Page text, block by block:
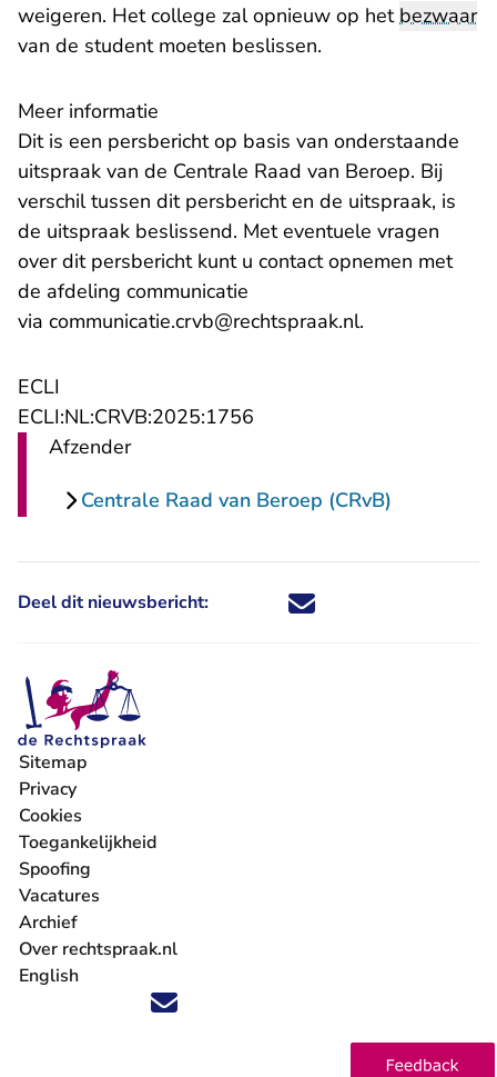
weigeren. Het college zal opnieuw op hetbezwaar
van de student moeten beslissen.
Meer informatie
Dit is een persbericht op basis van onderstaande
uitspraak van de Centrale Raad van Beroep. Bij
verschil tussen dit persbericht en de uitspraak, is
de uitspraak beslissend. Met eventuele vragen
over dit persbericht kunt u contact opnemen met
de afdeling communicatie
via communicatie.crvb@rechtspraak.nl- U verlaat
.
ECLI
ECLI:NL:CRVB:2025:1756
Afzender
Centrale Raad van Beroep (CRvB)
Deel dit nieuwsbericht: Deel dit nieuwsbericht via X -
Deel dit nieuwsbericht via
Deel dit nieuwsbericht
Deel dit
Volg ons op X (Twitter) - U verlaat Rechtspraak.nl
Volg ons op Facebook - U verlaat Rechtspraak.nl
Volg ons op Instagram - U verlaat Rechtspraak.nl
Volg ons op Youtube - U verlaat Rechtspraak.nl
Volg ons op LinkedIn - U verlaat
'Blijf op de hoogte' nieuwsbrief - U verlaat
Sitemap
Privacy
Cookies
Toegankelijkheid
Spoofing
Vacatures
- U verlaat Rechtspraak.nl
Archief
Over rechtspraak.nl
English